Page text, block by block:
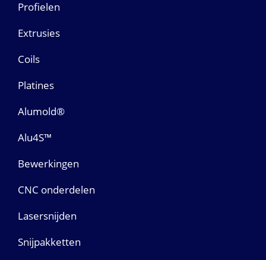
Profielen
Extrusies
Coils
Platines
Alumold®
Alu4S™
Bewerkingen
CNC onderdelen
Lasersnijden
Snijpakketten